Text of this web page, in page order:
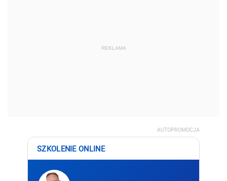
REKLAMA
AUTOPROMOCJA
SZKOLENIE ONLINE